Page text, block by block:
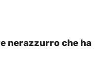
nerazzurro che ha